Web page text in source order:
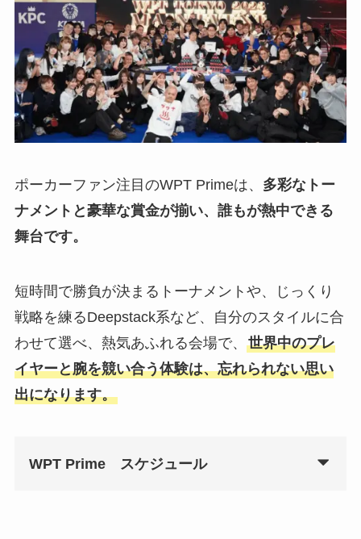
ポーカーファン注目のWPT Primeは、 多彩なトー
ナメントと豪華な賞金が揃い、誰もが熱中できる
舞台です。
短時間で勝負が決まるトーナメントや、じっくり
戦略を練るDeepstack系など、自分のスタイルに合
わせて選べ、熱気あふれる会場で、 世界中のプレ
イヤーと腕を競い合う体験は、忘れられない思い
出になります。
WPT Prime スケジュール